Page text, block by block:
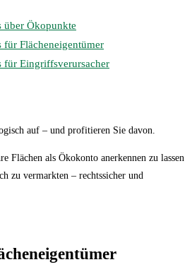
über Ökopunkte
für Flächeneigentümer
für Eingriffsverursacher
auf – und profitieren Sie davon.
Flächen als Ökokonto anerkennen zu lassen
zu vermarkten – rechtssicher und